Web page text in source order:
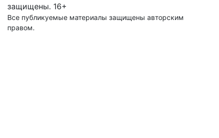
защищены. 16+
Все публикуемые материалы защищены авторским
правом.